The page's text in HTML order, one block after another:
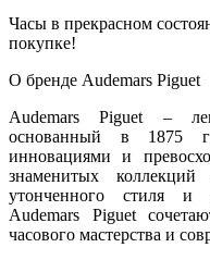
Часы в прекрасном
покупке!
О бренде Audemars Piguet
Audemars Piguet –
основанный в 1875
инновациями и
знаменитых
утонченного стиля и
Audemars Piguet
часового мастерства и